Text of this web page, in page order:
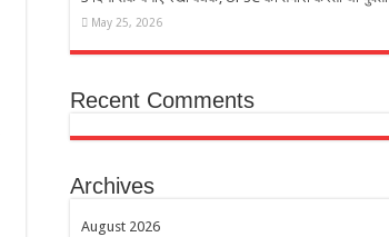
May 25, 2026
Recent Comments
Archives
August 2026